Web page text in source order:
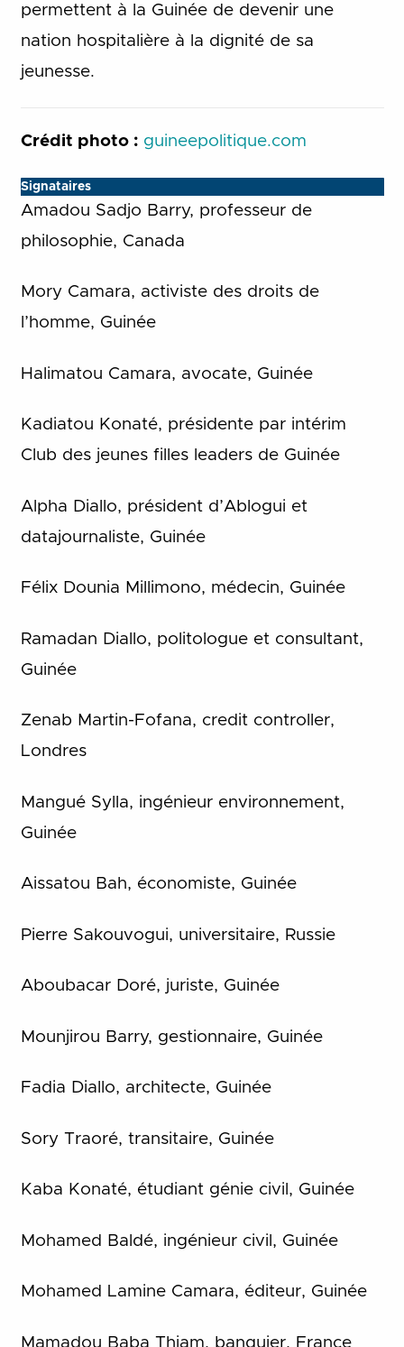
permettent à la Guinée de devenir une
nation hospitalière à la dignité de sa
jeunesse.
Crédit photo : guineepolitique.com
Signataires
Amadou Sadjo Barry, professeur de
philosophie, Canada
Mory Camara, activiste des droits de
l’homme, Guinée
Halimatou Camara, avocate, Guinée
Kadiatou Konaté, présidente par intérim
Club des jeunes filles leaders de Guinée
Alpha Diallo, président d’Ablogui et
datajournaliste, Guinée
Félix Dounia Millimono, médecin, Guinée
Ramadan Diallo, politologue et consultant,
Guinée
Zenab Martin-Fofana, credit controller,
Londres
Mangué Sylla, ingénieur environnement,
Guinée
Aissatou Bah, économiste, Guinée
Pierre Sakouvogui, universitaire, Russie
Aboubacar Doré, juriste, Guinée
Mounjirou Barry, gestionnaire, Guinée
Fadia Diallo, architecte, Guinée
Sory Traoré, transitaire, Guinée
Kaba Konaté, étudiant génie civil, Guinée
Mohamed Baldé, ingénieur civil, Guinée
Mohamed Lamine Camara, éditeur, Guinée
Mamadou Baba Thiam, banquier, France